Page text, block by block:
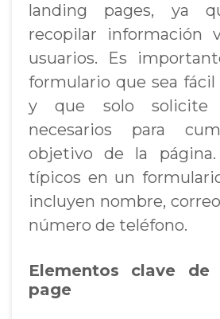
landing pages, ya
recopilar información
usuarios. Es
formulario que sea
y que solo solicite
necesarios para
objetivo de la
típicos en un
incluyen nombre,
número de teléfono.
Elementos clave de
page